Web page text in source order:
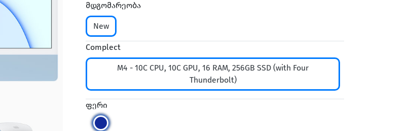
მდგომარეობა
New
Complect
M4 - 10C CPU, 10C GPU, 16 RAM, 256GB SSD (with Four
Thunderbolt)
ფერი